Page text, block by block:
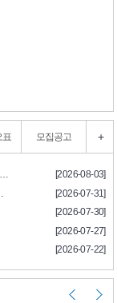
[2026-08-03]
[2026-07-31]
[2026-07-30]
[2026-07-27]
[2026-07-22]
+
표 모집공고